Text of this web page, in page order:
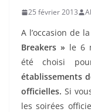
25 février 2013
A l’occasion de
Breakers » le 6
été choisi
établissements
officielles. Si
les soirées